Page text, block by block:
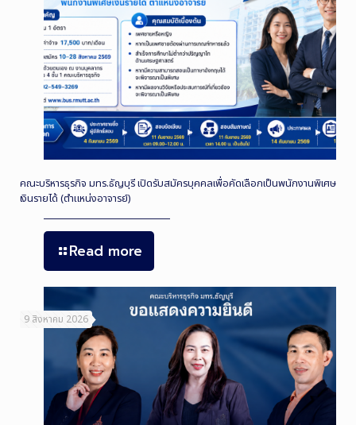
คณะบริหารธุรกิจ มทร.ธัญบุรี เปิดรับสมัครบุคคลเพื่อคัดเลือกเป็นพนักงานพิเศษ
เงินรายได้ (ตำแหน่งอาจารย์)
Read more
9 สิงหาคม 2026